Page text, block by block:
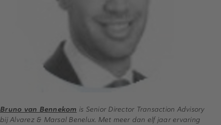
Bruno van Bennekom is Senior Director Transaction Advisory
bij Alvarez & Marsal Benelux. Met meer dan elf jaar ervaring